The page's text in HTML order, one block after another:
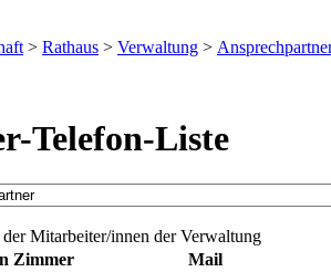
> Rathaus > Verwaltung >
Telefon-Liste
Mitarbeiter/innen der Verwaltung
Zimmer
Mail